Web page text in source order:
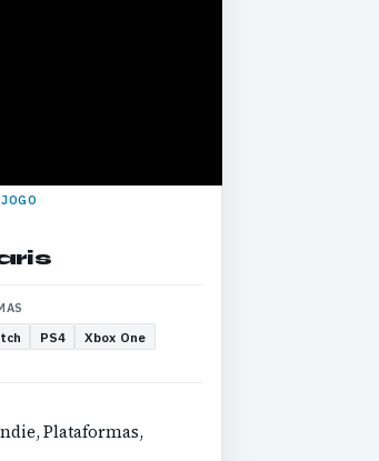
PS4 Xbox One
Plataformas,